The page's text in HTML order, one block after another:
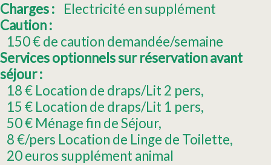
Charges :
Electricité en supplément
Caution :
150€ de caution demandée/semaine
Services optionnels sur réservation avant
séjour :
18€ Location de draps/Lit 2 pers
15 € Location de draps/Lit 1 pers
50€ Ménage fin de Séjour
8€/pers Location de Linge de Toilette
20euros supplément animal